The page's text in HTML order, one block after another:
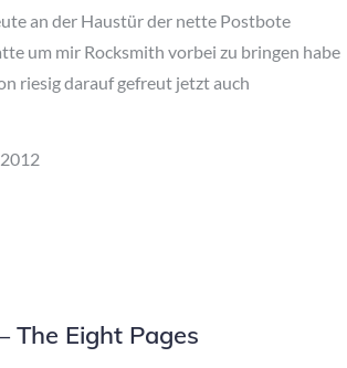
an der Haustür der nette Postbote
um mir Rocksmith vorbei zu bringen habe
riesig darauf gefreut jetzt auch
The Eight Pages